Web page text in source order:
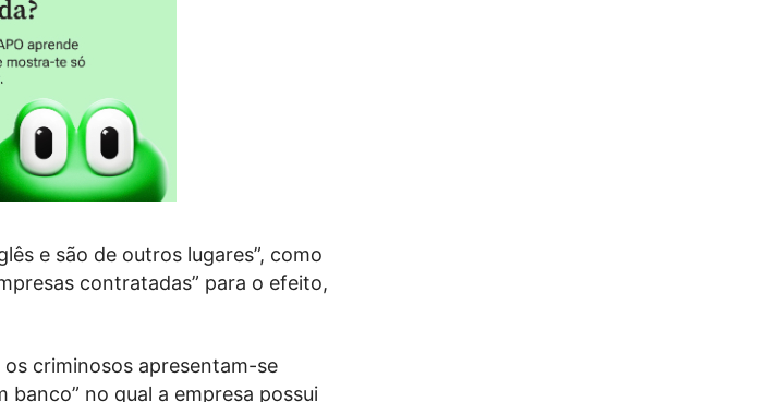
e são de outros lugares”, como
contratadas” para o efeito,
criminosos apresentam-se
banco” no qual a empresa possui